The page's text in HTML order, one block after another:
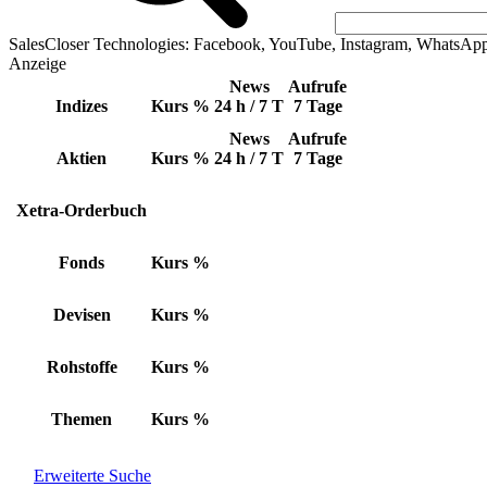
SalesCloser Technologies: Facebook, YouTube, Instagram,
Anzeige
Indizes Kurs %
News
24 h / 7 T
Aufrufe
7 Tage
Aktien Kurs %
News
24 h / 7 T
Aufrufe
7 Tage
Xetra-Orderbuch
Fonds Kurs %
Devisen Kurs %
Rohstoffe Kurs %
Themen Kurs %
Erweiterte Suche